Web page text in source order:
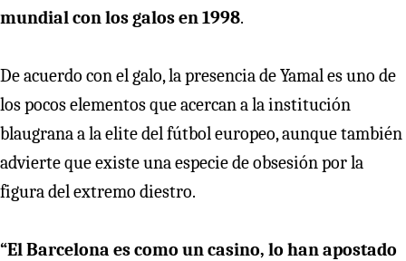
mundial con los galos en 1998.
De acuerdo con el galo, la presencia de Yamal es uno de
los pocos elementos que acercan a la institución
blaugrana a la elite del fútbol europeo, aunque también
advierte que existe una especie de obsesión por la
figura del extremo diestro.
“El Barcelona es como un casino, lo han apostado